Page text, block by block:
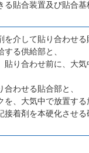
貼合装置及び貼合
介して貼り合わせる
る供給部と、
り合わせ前に、大気
わせる貼合部と、
、大気中で放置する
着剤を本硬化させる